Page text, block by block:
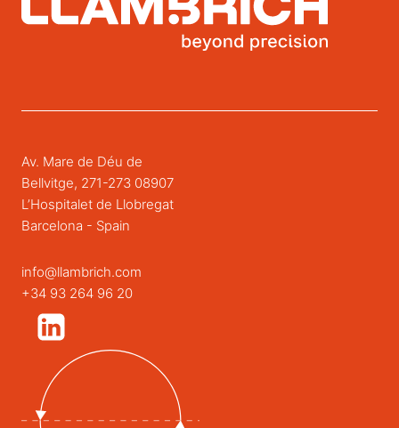
Av. Mare de Déu de
Bellvitge, 271-273 08907
L’Hospitalet de Llobregat
Barcelona - Spain
info@llambrich.com
+34 93 264 96 20